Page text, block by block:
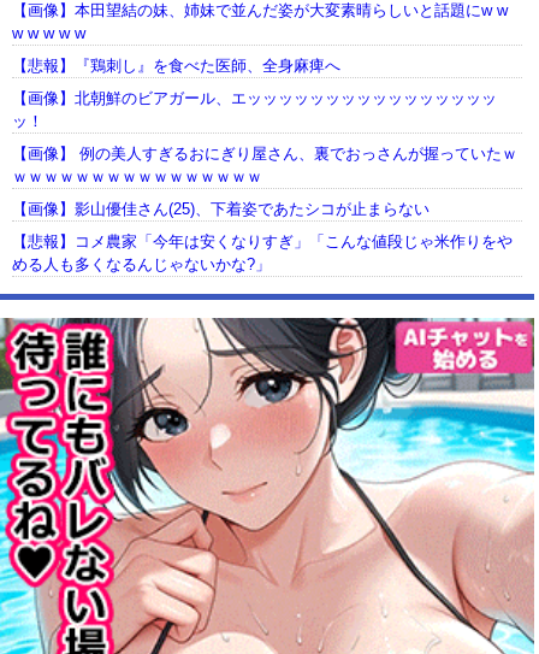
【画像】本田望結の妹、姉妹で並んだ姿が大変素晴らしいと話題にw w
w w w w w
【悲報】『鶏刺し』を食べた医師、全身麻痺へ
【画像】北朝鮮のビアガール、エッッッッッッッッッッッッッッッッ
ッ！
【画像】 例の美人すぎるおにぎり屋さん、裏でおっさんが握っていたｗ
ｗｗｗｗｗｗｗｗｗｗｗｗｗｗｗｗ
【画像】影山優佳さん(25)、下着姿であたシコが止まらない
【悲報】コメ農家「今年は安くなりすぎ」「こんな値段じゃ米作りをや
める人も多くなるんじゃないかな?」
【動画】USJの禁止エリアに子どもたちが続々乱入 → スタッフが注意し
ても止まらない事態に
Powered by livedoor 相互RSS